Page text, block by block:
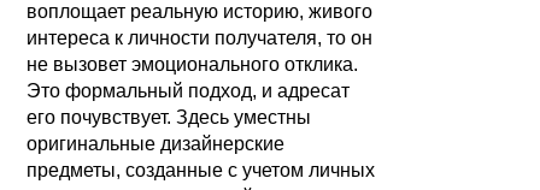
воплощает реальную историю, живого
интереса к личности получателя, то он
не вызовет эмоционального отклика.
Это формальный подход, и адресат
его почувствует. Здесь уместны
оригинальные дизайнерские
предметы, созданные с учетом личных